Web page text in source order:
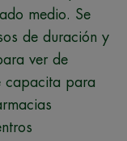
medio. Se
de duración y
ver de
capacita para